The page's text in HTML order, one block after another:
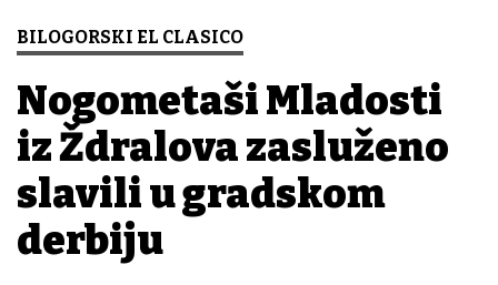
BILOGORSKI EL CLASICO
Nogometaši Mladosti
iz Ždralova zasluženo
slavili u gradskom
derbiju